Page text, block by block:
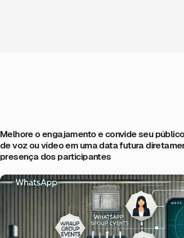
Melhore o engajamento e convide seu
de voz ou vídeo em uma data futura
presença dos participantes